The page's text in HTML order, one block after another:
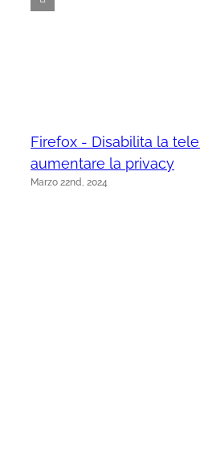
Firefox - Disabilita la
aumentare la privacy
Marzo 22nd, 2024